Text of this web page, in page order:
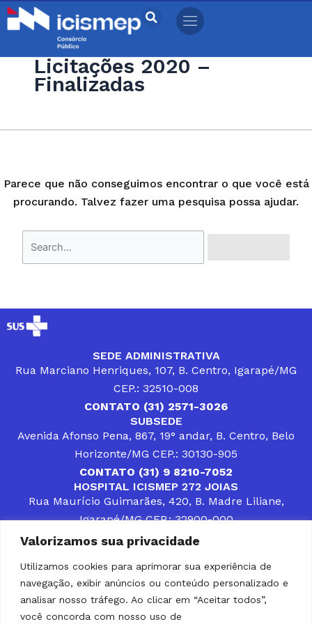
Valorizamos sua privacidade
Utilizamos cookies para aprimorar sua experiência de
navegação, exibir anúncios ou conteúdo personalizado e
analisar nosso tráfego. Ao clicar em “Aceitar todos”,
você concorda com nosso uso de
Ir
para
conteúdoLicitações 2020 –
Finalizadas
Parece que não conseguimos encontrar o que você está
procurando. Talvez fazer uma pesquisa possa ajudar.
Pesquisar
por:
SEDE ADMINISTRATIVA
Rua Marciano Henriques, 107, B. Centro, Igarapé/MG
CEP.: 32510-008
CONTATO (31) 2571-3026
SUBSEDE
Avenida Afonso Pena, 867, 19° andar, B. Centro, Belo
Horizonte/MG CEP.: 30130-905
CONTATO (31) 9 8210-7052
HOSPITAL ICISMEP 272 JOIAS
Rua Maurício Guimarães, 420, B. Madre Liliane,
Igarapé/MG CEP.: 32900-000
CONTATOS (31) 3512-4400 ou (31) 9 8309-8660
DESENVOLVER SOLUÇÕES, AÇÕES E SERVIÇOS
PÚBLICOS QUE COMPLEMENTEM A ASSISTÊNCIA À
POPULAÇÃO DA REGIÃO EM QUE ATUA, SENDO
PARCEIRO DOS MUNICÍPIOS CONSORCIADOS NA
SOLUÇÃO DE DIFICULDADES ENFRENTADAS POR
GESTORES MUNICIPAIS, É O COMPROMISSO DO
ICISMEP.